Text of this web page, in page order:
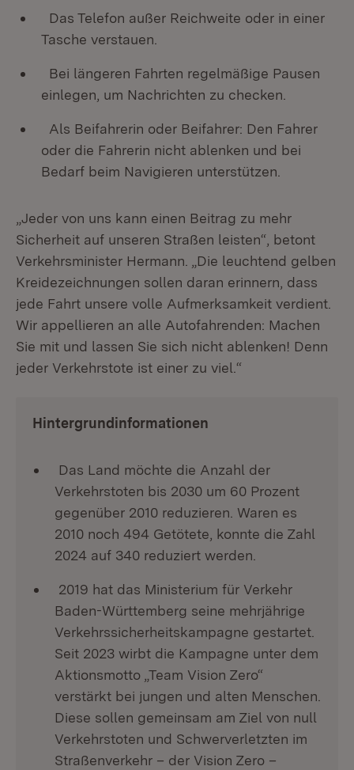
Das Telefon außer Reichweite oder in einer
Tasche verstauen.
Bei längeren Fahrten regelmäßige Pausen
einlegen, um Nachrichten zu checken.
Als Beifahrerin oder Beifahrer: Den Fahrer
oder die Fahrerin nicht ablenken und bei
Bedarf beim Navigieren unterstützen.
„Jeder von uns kann einen Beitrag zu mehr
Sicherheit auf unseren Straßen leisten“, betont
Verkehrsminister Hermann. „Die leuchtend gelben
Kreidezeichnungen sollen daran erinnern, dass
jede Fahrt unsere volle Aufmerksamkeit verdient.
Wir appellieren an alle Autofahrenden: Machen
Sie mit und lassen Sie sich nicht ablenken! Denn
jeder Verkehrstote ist einer zu viel.“
Hintergrundinformationen
Das Land möchte die Anzahl der
Verkehrstoten bis 2030 um 60 Prozent
gegenüber 2010 reduzieren. Waren es
2010 noch 494 Getötete, konnte die Zahl
2024 auf 340 reduziert werden.
2019 hat das Ministerium für Verkehr
Baden-Württemberg seine mehrjährige
Verkehrssicherheitskampagne gestartet.
Seit 2023 wirbt die Kampagne unter dem
Aktionsmotto „Team Vision Zero“
verstärkt bei jungen und alten Menschen.
Diese sollen gemeinsam am Ziel von null
Verkehrstoten und Schwerverletzten im
Straßenverkehr – der Vision Zero –